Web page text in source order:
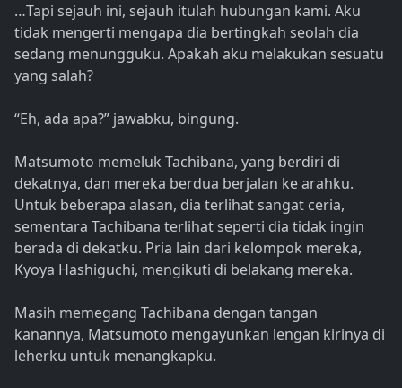
…Tapi sejauh ini, sejauh itulah hubungan kami. Aku
tidak mengerti mengapa dia bertingkah seolah dia
sedang menungguku. Apakah aku melakukan sesuatu
yang salah?
“Eh, ada apa?” jawabku, bingung.
Matsumoto memeluk Tachibana, yang berdiri di
dekatnya, dan mereka berdua berjalan ke arahku.
Untuk beberapa alasan, dia terlihat sangat ceria,
sementara Tachibana terlihat seperti dia tidak ingin
berada di dekatku. Pria lain dari kelompok mereka,
Kyoya Hashiguchi, mengikuti di belakang mereka.
Masih memegang Tachibana dengan tangan
kanannya, Matsumoto mengayunkan lengan kirinya di
leherku untuk menangkapku.